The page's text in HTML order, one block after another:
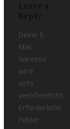
Leave a
Reply
Deine E-
Mail-
Adresse
wird
nicht
veröffentlicht.
Erforderliche
Felder